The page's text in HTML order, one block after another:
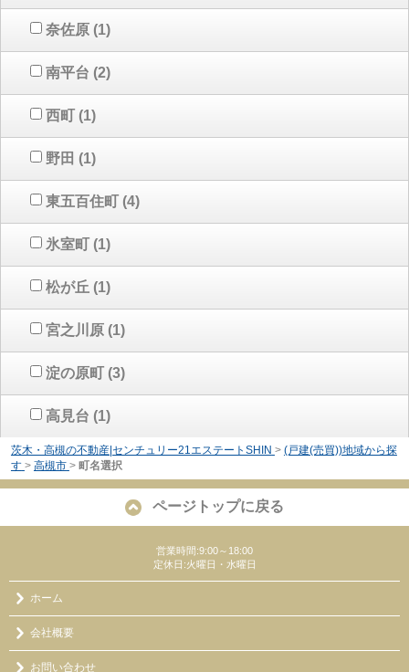
奈佐原 (1)
南平台 (2)
西町 (1)
野田 (1)
東五百住町 (4)
氷室町 (1)
松が丘 (1)
宮之川原 (1)
淀の原町 (3)
高見台 (1)
茨木・高槻の不動産|センチュリー21エステートSHIN > (戸建(売買))地域から探
す > 高槻市 > 町名選択
ページトップに戻る
営業時間:9:00～18:00
定休日:火曜日・水曜日
ホーム
会社概要
お問い合わせ